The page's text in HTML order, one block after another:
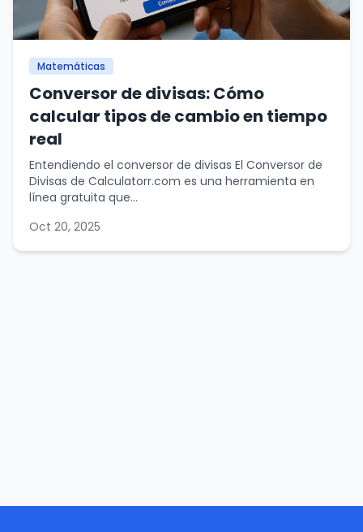
Matemáticas
Conversor de divisas: Cómo
calcular tipos de cambio en tiempo
real
Entendiendo el conversor de divisas El Conversor de
Divisas de Calculatorr.com es una herramienta en
línea gratuita que...
Oct 20, 2025